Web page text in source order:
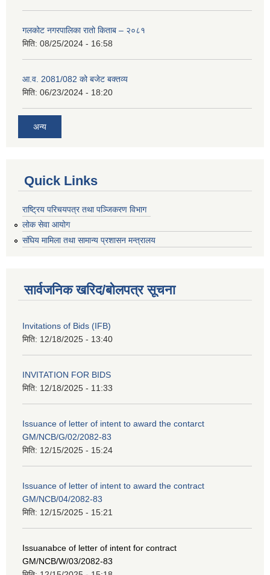
गलकोट नगरपालिका रातो किताब – २०८१
मिति: 08/25/2024 - 16:58
आ.व. 2081/082 को बजेट बक्तव्य
मिति: 06/23/2024 - 18:20
अन्य
Quick Links
राष्ट्रिय परिचयपत्र तथा पञ्जिकरण विभाग
लोक सेवा आयोग
संघिय मामिला तथा सामान्य प्रशासन मन्त्रालय
सार्वजनिक खरिद/बोलपत्र सूचना
Invitations of Bids (IFB)
मिति: 12/18/2025 - 13:40
INVITATION FOR BIDS
मिति: 12/18/2025 - 11:33
Issuance of letter of intent to award the contarct
GM/NCB/G/02/2082-83
मिति: 12/15/2025 - 15:24
Issuance of letter of intent to award the contract
GM/NCB/04/2082-83
मिति: 12/15/2025 - 15:21
Issuanabce of letter of intent for contract
GM/NCB/W/03/2082-83